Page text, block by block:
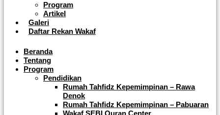
Program
Artikel
Galeri
Daftar Rekan Wakaf
Beranda
Tentang
Program
Pendidikan
Rumah Tahfidz Kepemimpinan – Rawa
Denok
Rumah Tahfidz Kepemimpinan – Pabuaran
Wakaf SEBI Quran Center